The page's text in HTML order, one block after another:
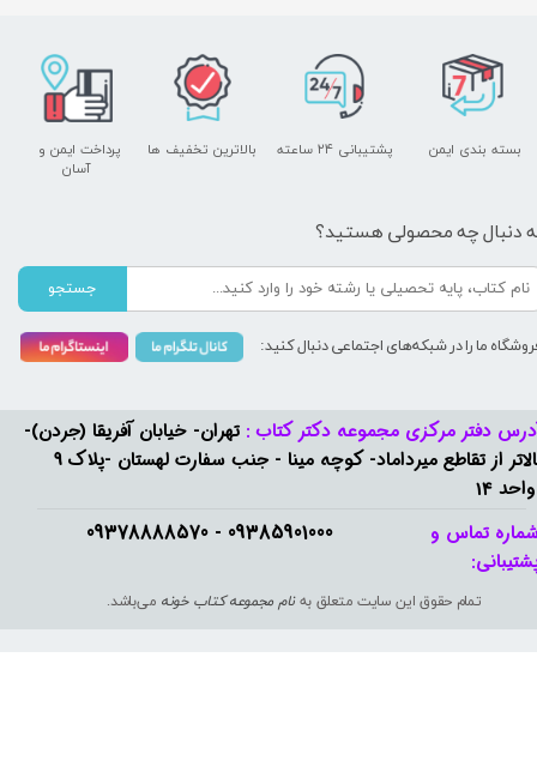
09385901000 - 09378888570​​​​​​​
دفتر مرکزی مجموعه دکتر کتاب : تهران- خیابان آفریقا (جردن)-
بالاتر از تقاطع میرداماد- کوچه مینا - جنب سفارت لهستان -پلاک 9
14
تمام حقوق این سایت متعلق بهنام مجموعه کتاب خونه می‌باشد.
تماس و
پشتیبانی ۲۴ ساعته
پرداخت ایمن و ​​​​​​​
آسان
بسته بندی ایمن بالاترین تخفیف ها
دنبال چه محصولی هستید؟
جستجو
ما را در شبکه‌های اجتماعی دنبال کنید: